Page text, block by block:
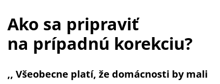
Ako sa pripraviť
na prípadnú korekciu?
,, Všeobecne platí, že domácnosti by mali